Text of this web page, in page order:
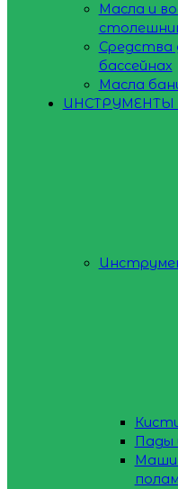
Масла и
Средства
бассейнах
Масла
ИНСТРУМЕНТЫ
Пады